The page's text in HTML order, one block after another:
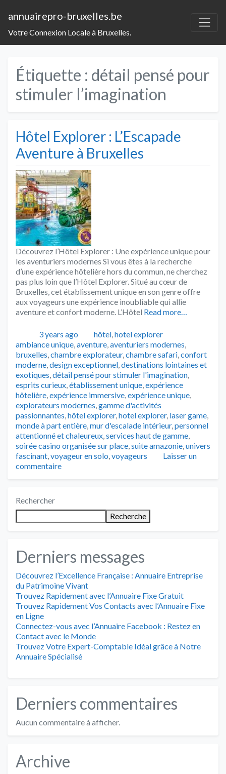
annuairepro-bruxelles.be
Votre Connexion Locale à Bruxelles.
Étiquette : détail pensé pour
stimuler l’imagination
Hôtel Explorer : L’Escapade
Aventure à Bruxelles
Découvrez l’Hôtel Explorer : Une expérience unique pour
les aventuriers modernes Si vous êtes à la recherche
d’une expérience hôtelière hors du commun, ne cherchez
pas plus loin que l’Hôtel Explorer. Situé au cœur de
Bruxelles, cet établissement unique en son genre offre
aux voyageurs une expérience inoubliable qui allie
aventure et confort moderne. L’Hôtel Read more…
Publié3 years ago Catégories
hôtel,hotel explorer
ambiance unique,aventure,aventuriers modernes,
bruxelles,chambre explorateur,chambre safari,confort
moderne,design exceptionnel,destinations lointaines et
exotiques,détail pensé pour stimuler l'imagination,
esprits curieux,établissement unique,expérience
hôtelière,expérience immersive,expérience unique,
explorateurs modernes,gamme d'activités
passionnantes,hôtel explorer,hotel explorer, laser game,
monde à part entière,mur d'escalade intérieur,personnel
attentionné et chaleureux,services haut de gamme,
soirée casino organisée sur place,suite amazonie,univers
fascinant,voyageur en solo,voyageurs
Laisser un
commentaire
Rechercher
Recherche
Derniers messages
Découvrez l’Excellence Française : Annuaire Entreprise
du Patrimoine Vivant
Trouvez Rapidement avec l’Annuaire Fixe Gratuit
Trouvez Rapidement Vos Contacts avec l’Annuaire Fixe
en Ligne
Connectez-vous avec l’Annuaire Facebook : Restez en
Contact avec le Monde
Trouvez Votre Expert-Comptable Idéal grâce à Notre
Annuaire Spécialisé
Derniers commentaires
Aucun commentaire à afficher.
Archive